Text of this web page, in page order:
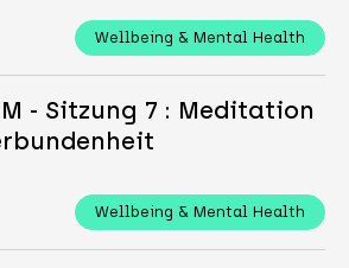
Wellbeing & Mental Health
- Sitzung 7 : Meditation
Wellbeing & Mental Health